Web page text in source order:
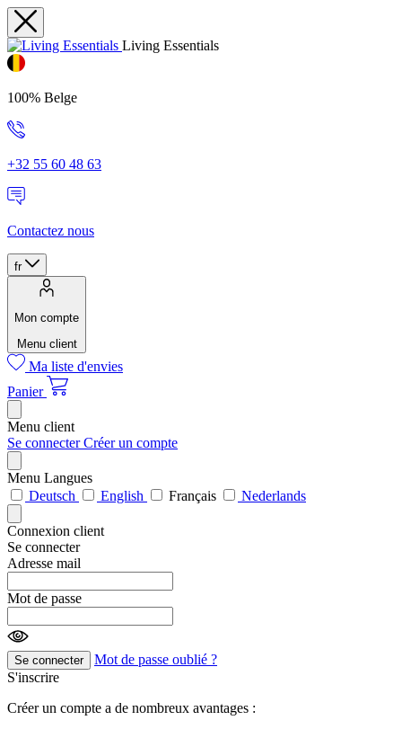
Living Essentials
100% Belge
+32 55 60 48 63
Contactez nous
fr
Mon compte
Menu client
Ma liste d'envies
Panier
Menu client
Se connecterCréer un compte
Menu Langues
Deutsch
English Français Nederlands
Connexion client
Se connecter
Adresse mail
Mot de passe
Se connecter
Mot de passe oublié ?
S'inscrire
Créer un compte a de nombreux avantages :